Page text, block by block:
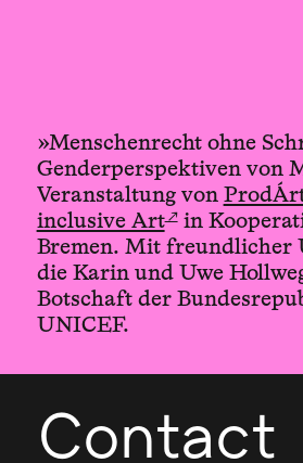
»Menschenrecht ohne
Genderperspektiven von
Veranstaltung von
inclusive Art↗in
Bremen. Mit freundlicher
die Karin und Uwe
Botschaft der
UNICEF.
Contact